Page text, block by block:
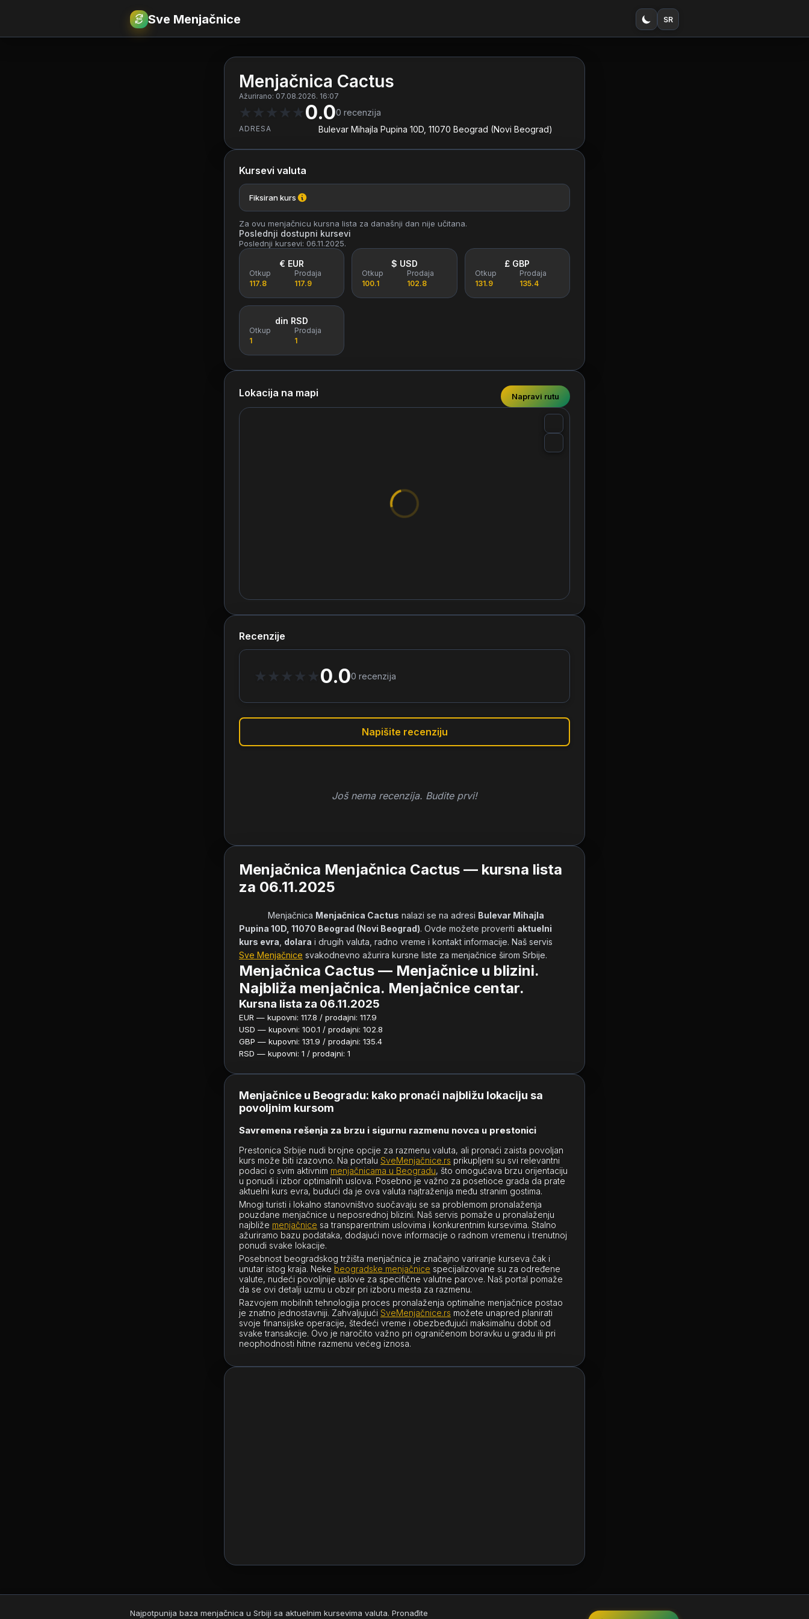
€RSD Sve Menjačnice SR
Menjačnica Cactus
Ažurirano: 07.08.2026. 16:07
★ ★ ★ ★ ★0.00 recenzija
ADRESA Bulevar Mihajla Pupina 10D, 11070 Beograd (Novi Beograd)
Kursevi valuta
Fiksiran kurs
Za ovu menjačnicu kursna lista za današnji dan nije učitana.
Poslednji dostupni kursevi
Poslednji kursevi: 06.11.2025.
€ EUR
Otkup
117.8
Prodaja
117.9
$ USD
Otkup
100.1
Prodaja
102.8
£ GBP
Otkup
131.9
Prodaja
135.4
din RSD
Otkup
1
Prodaja
1
Lokacija na mapi Napravi rutu
Recenzije
★ ★ ★ ★ ★0.00 recenzija
Napišite recenziju
Još nema recenzija. Budite prvi!
Menjačnica Menjačnica Cactus — kursna lista
za 06.11.2025
            Menjačnica
Menjačnica Cactus nalazi se na adresi Bulevar Mihajla
Pupina 10D, 11070 Beograd (Novi Beograd). Ovde možete proveriti aktuelni
kurs evra dolara
Sve Menjačnice svakodnevno ažurira kursne liste za menjačnice širom Srbije.
Menjačnica Cactus — Menjačnice u blizini.
Najbliža menjačnica. Menjačnice centar.
Kursna lista za 06.11.2025
EUR — kupovni: 117.8 / prodajni: 117.9
USD — kupovni: 100.1 / prodajni: 102.8
GBP — kupovni: 131.9 / prodajni: 135.4
RSD — kupovni: 1 / prodajni: 1
Menjačnice u Beogradu: kako pronaći najbližu lokaciju sa
povoljnim kursom
Savremena rešenja za brzu i sigurnu razmenu novca u prestonici
Prestonica Srbije nudi brojne opcije za razmenu valuta, ali pronaći zaista povoljan
kurs može biti izazovno. Na portalu SveMenjačnice.rs prikupljeni su svi relevantni
podaci o svim aktivnim menjačnicama u Beogradu, što omogućava brzu orijentaciju
u ponudi i izbor optimalnih uslova. Posebno je važno za posetioce grada da prate
aktuelni kurs evra, budući da je ova valuta najtraženija među stranim gostima.
Mnogi turisti i lokalno stanovništvo suočavaju se sa problemom pronalaženja
pouzdane menjačnice u neposrednoj blizini. Naš servis pomaže u pronalaženju
najbliže menjačnice sa transparentnim uslovima i konkurentnim kursevima. Stalno
ažuriramo bazu podataka, dodajući nove informacije o radnom vremenu i trenutnoj
ponudi svake lokacije.
Posebnost beogradskog tržišta menjačnica je značajno variranje kurseva čak i
unutar istog kraja. Neke beogradske menjačnice specijalizovane su za određene
valute, nudeći povoljnije uslove za specifične valutne parove. Naš portal pomaže
da se ovi detalji uzmu u obzir pri izboru mesta za razmenu.
Razvojem mobilnih tehnologija proces pronalaženja optimalne menjačnice postao
je znatno jednostavniji. Zahvaljujući SveMenjačnice.rs možete unapred planirati
svoje finansijske operacije, štedeći vreme i obezbeđujući maksimalnu dobit od
svake transakcije. Ovo je naročito važno pri ograničenom boravku u gradu ili pri
neophodnosti hitne razmenu većeg iznosa.
Najpotpunija baza menjačnica u Srbiji sa aktuelnim kursevima valuta. Pronađite